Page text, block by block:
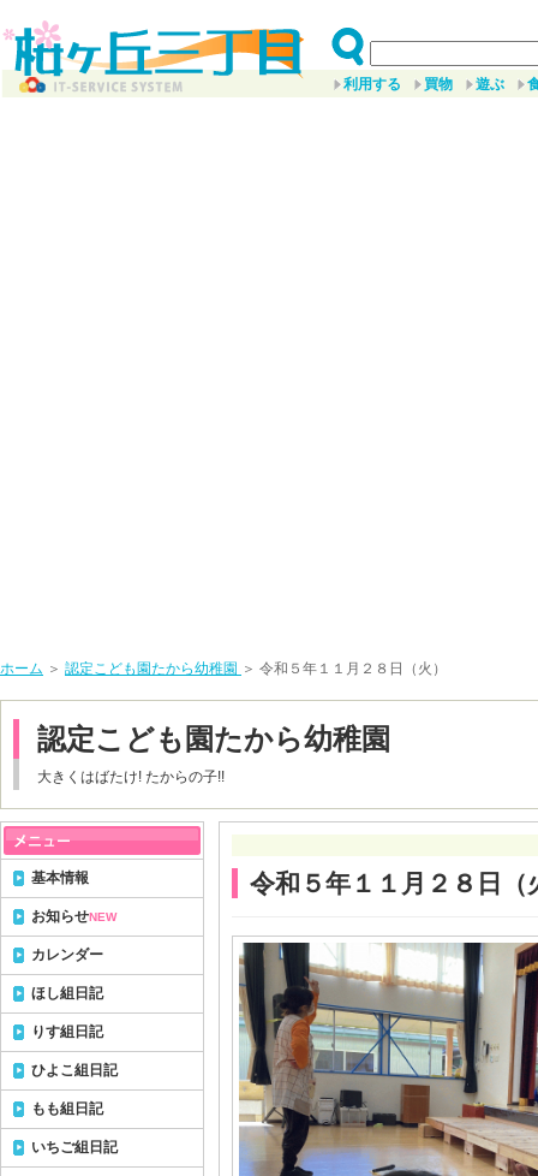
利用する 買物 遊ぶ
ホーム ＞ 認定こども園たから幼稚園 ＞ 令和５年１１月２８日（火）
認定こども園たから幼稚園
大きくはばたけ! たからの子!!
令和５年１１月２８日（
基本情報
お知らせNEW
カレンダー
ほし組日記
りす組日記
ひよこ組日記
もも組日記
いちご組日記